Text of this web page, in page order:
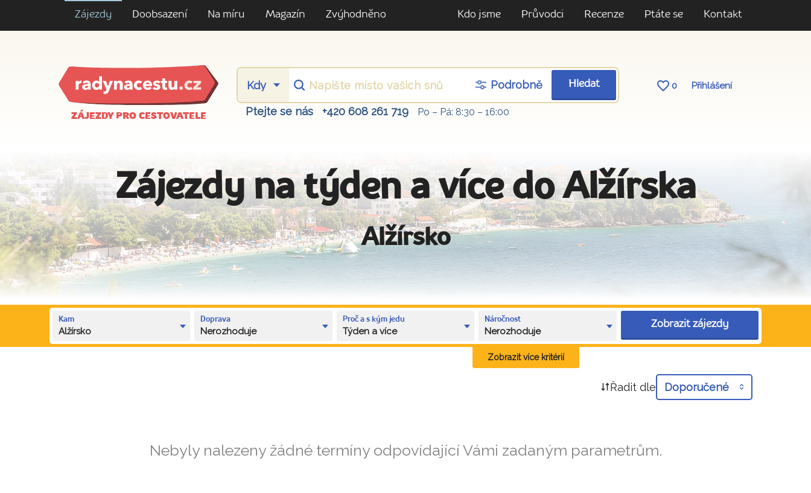
Zájezdy Doobsazení Na míru Magazín Zvýhodněno Kdo jsme Průvodci Recenze Ptáte se Kontakt
ZÁJEZDY PRO CESTOVATELE
Podrobně Hledat 0 Přihlášení
Ptejte se nás +420 608 261 719 Po – Pá: 8:30 – 16:00
Zájezdy na týden a více do Alžírska
Alžírsko
Kam
Alžírsko
Doprava
Nerozhoduje
Proč a s kým jedu
Týden a více
Náročnost
Nerozhoduje
Zobrazit zájezdy
Zobrazit více kritérií
Řadit dle Doporučené
Nebyly nalezeny žádné termíny odpovídající Vámi zadaným parametrům.